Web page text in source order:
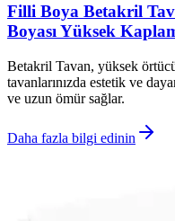
Filli Boya Betakril
Boyası Yüksek
Betakril Tavan, yüksek
tavanlarınızda estetik ve
ve uzun ömür sağlar.
Daha fazla bilgi edinin